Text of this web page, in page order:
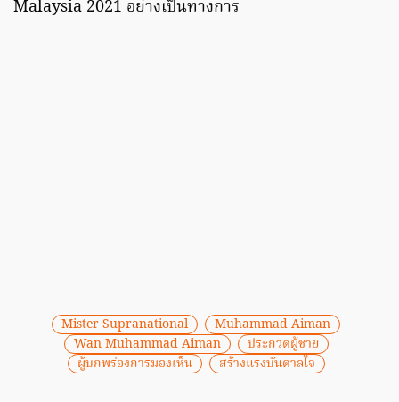
Malaysia 2021 อย่างเป็นทางการ
Mister Supranational
Muhammad Aiman
Wan Muhammad Aiman
ประกวดผู้ชาย
ผู้บกพร่องการมองเห็น
สร้างแรงบันดาลใจ